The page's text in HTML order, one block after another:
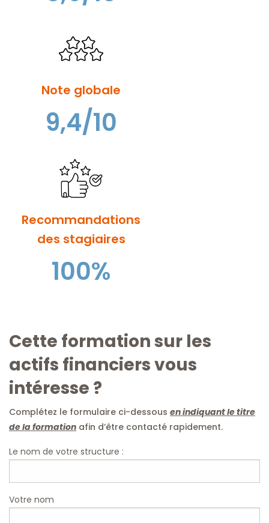
Note globale
9,4/10
Recommandations
des stagiaires
100%
Cette formation sur les
actifs financiers vous
intéresse ?
Complétez le formulaire ci-dessous en indiquant le titre
de la formation afin d’être contacté rapidement.
Le nom de votre structure :
Votre nom